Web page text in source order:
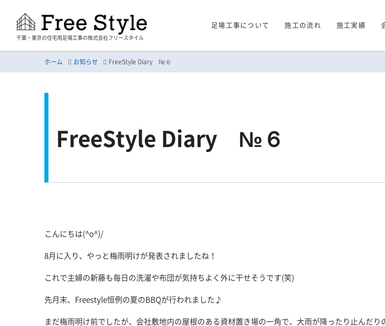
千葉・東京の住宅用足場工事の株式会社フリースタイル
足場工事について 施工の流れ 施工実績
ホーム お知らせ FreeStyle Diary №６
FreeStyle Diary №６
こんにちは(^o^)/
8月に入り、やっと梅雨明けが発表されましたね！
これで主婦の新藤も毎日の洗濯や布団が気持ちよく外に干せそうです(笑)
先月末、Freestyle恒例の夏のBBQが行われました♪
まだ梅雨明け前でしたが、会社敷地内の屋根のある資材置き場の一角で、大雨が降ったり止んだり